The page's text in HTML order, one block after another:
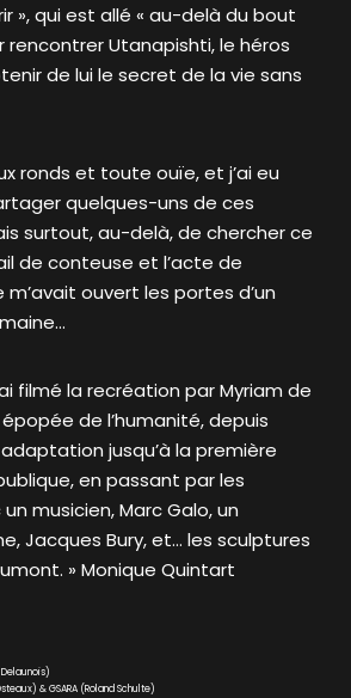
», qui est allé « au-delà du bout
rencontrer Utanapishti, le héros
de lui le secret de la vie sans
ronds et toute ouïe, et j’ai eu
quelques-uns de ces
surtout, au-delà, de chercher ce
de conteuse et l’acte de
ouvert les portes d’un
filmé la recréation par Myriam de
de l’humanité, depuis
jusqu’à la première
en passant par les
musicien, Marc Galo, un
Jacques Bury, et… les sculptures
» Monique Quintart
& GSARA (Roland Schulte)